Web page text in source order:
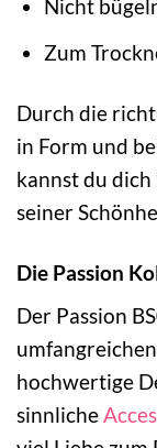
Nicht
Zum
Durch die
in Form und
kannst du
seiner
Die Passion
Der Passion
hochwertige
sinnliche